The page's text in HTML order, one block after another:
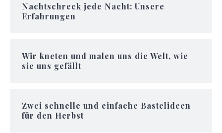
Nachtschreck jede Nacht: Unsere
Erfahrungen
Wir kneten und malen uns die Welt, wie
sie uns gefällt
Zwei schnelle und einfache Bastelideen
für den Herbst